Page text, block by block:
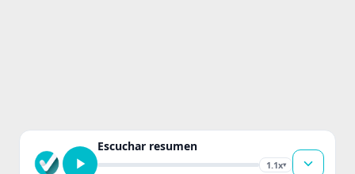
Escuchar resumen
1.1x▾